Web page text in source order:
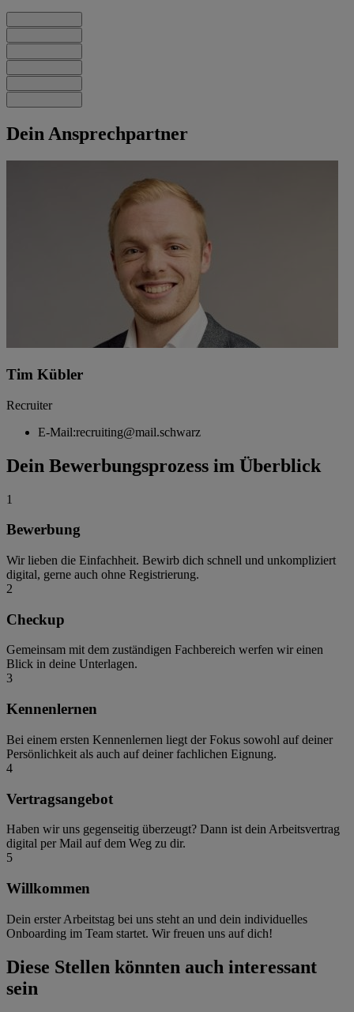
Dein Ansprechpartner
Tim Kübler
Recruiter
E-Mail:recruiting@mail.schwarz
Dein Bewerbungsprozess im Überblick
1
Bewerbung
Wir lieben die Einfachheit. Bewirb dich schnell und unkompliziert
digital, gerne auch ohne Registrierung.
2
Checkup
Gemeinsam mit dem zuständigen Fachbereich werfen wir einen
Blick in deine Unterlagen.
3
Kennenlernen
Bei einem ersten Kennenlernen liegt der Fokus sowohl auf deiner
Persönlichkeit als auch auf deiner fachlichen Eignung.
4
Vertragsangebot
Haben wir uns gegenseitig überzeugt? Dann ist dein Arbeitsvertrag
digital per Mail auf dem Weg zu dir.
5
Willkommen
Dein erster Arbeitstag bei uns steht an und dein individuelles
Onboarding im Team startet. Wir freuen uns auf dich!
Diese Stellen könnten auch interessant
sein